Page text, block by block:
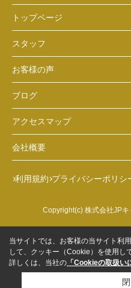
トップページ
スタッフ
お客様の声
ブログ
アクセスマップ
会社概要
利用規約 プライバシーポリシ
Copyright(c) 株式会社JP
当サイトでは、お客様の当サイト利
して、クッキー（Cookie）を使用し
詳しくは、当社の 「Cookieの取扱い